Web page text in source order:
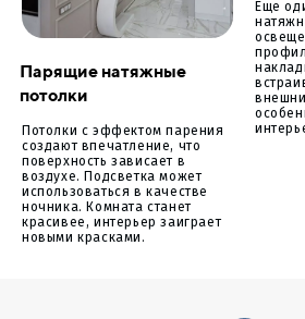
Парящие натяжные
потолки
Потолки с эффектом парения
создают впечатление, что
поверхность зависает в
воздухе. Подсветка может
использоваться в качестве
ночника. Комната станет
красивее, интерьер заиграет
новыми красками.
Еще